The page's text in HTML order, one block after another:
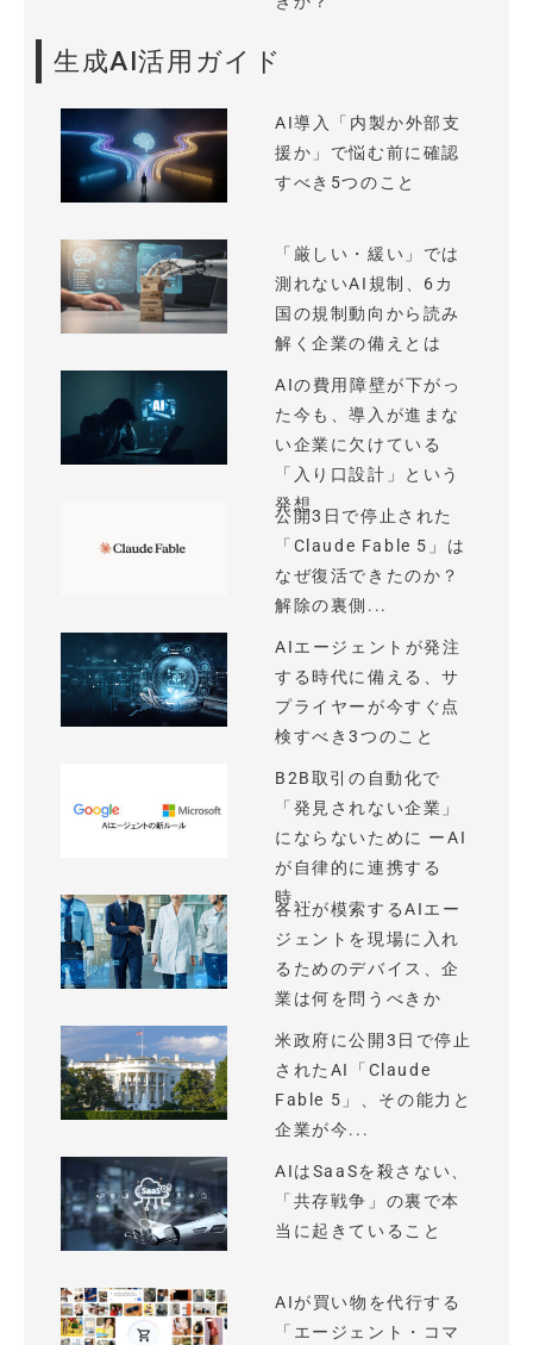
生成AI活用ガイド
AI導入「内製か外部支
援か」で悩む前に確認
すべき5つのこと
「厳しい・緩い」では
測れないAI規制、6カ
国の規制動向から読み
解く企業の備えとは
AIの費用障壁が下がっ
た今も、導入が進まな
い企業に欠けている
「入り口設計」という
発想
公開3日で停止された
「Claude Fable 5」は
なぜ復活できたのか？
解除の裏側...
AIエージェントが発注
する時代に備える、サ
プライヤーが今すぐ点
検すべき3つのこと
B2B取引の自動化で
「発見されない企業」
にならないために ーAI
が自律的に連携する
時...
各社が模索するAIエー
ジェントを現場に入れ
るためのデバイス、企
業は何を問うべきか
米政府に公開3日で停止
されたAI「Claude
Fable 5」、その能力と
企業が今...
AIはSaaSを殺さない、
「共存戦争」の裏で本
当に起きていること
AIが買い物を代行する
「エージェント・コマ